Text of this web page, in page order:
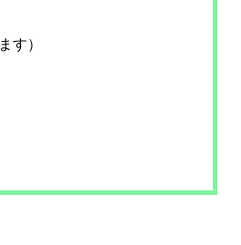
す）